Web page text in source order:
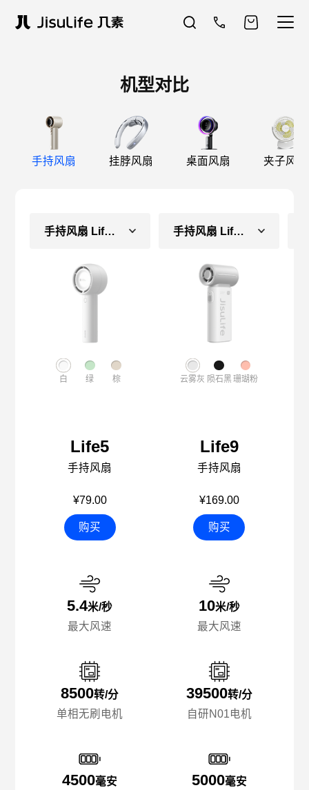
机型对比
手持风扇 挂脖风扇 桌面风扇 夹子风扇
手持风扇 Life5（长续航款）
白 绿 棕
Life5
手持风扇
¥79.00
购买
5.4米/秒
最大风速
8500转/分
单相无刷电机
4500毫安
手持风扇 Life9（长续航款）
云雾灰 陨石黑 珊瑚粉
Life9
手持风扇
¥169.00
购买
10米/秒
最大风速
39500转/分
自研N01电机
5000毫安